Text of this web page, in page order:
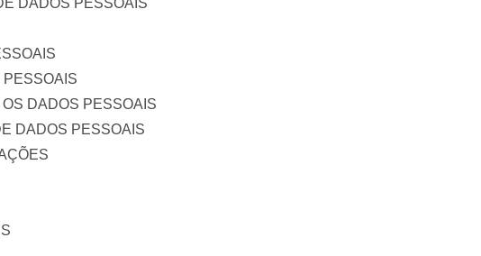
DADOS PESSOAIS
DADOS PESSOAIS
DADOS PESSOAIS